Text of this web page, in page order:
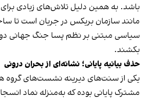
باشد. به همین دلیل تلاش‌های زیادی برای
مانند سازمان بریکس در جریان است تا
سیاسی مبتنی بر نظم پسا جنگ جهانی
بکشند.
حذف بیانیه پایانی؛ نشانه‌ای از بحران درونی
یکی از سنت‌های دیرینه نشست‌های گروه
مشترک پایانی بوده که به‌منزله نماد